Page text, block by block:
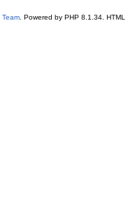
Team. Powered by PHP 8.1.34. HTML